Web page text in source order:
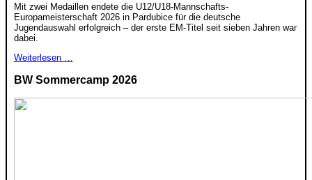
Mit zwei Medaillen endete die U12/U18-Mannschafts-
Europameisterschaft 2026 in Pardubice für die deutsche
Jugendauswahl erfolgreich – der erste EM-Titel seit sieben Jahren war
dabei.
Weiterlesen …
BW Sommercamp 2026